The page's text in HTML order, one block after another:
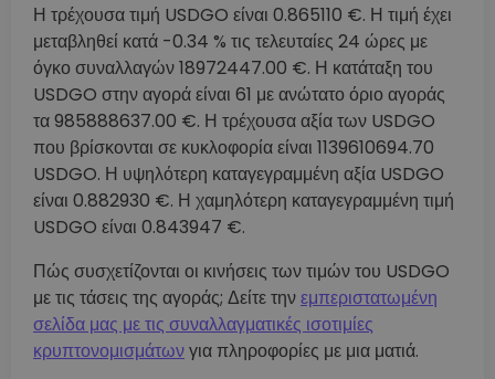
Η τρέχουσα τιμή USDGO είναι 0.865110 €. Η τιμή έχει
μεταβληθεί κατά -0.34 % τις τελευταίες 24 ώρες με
όγκο συναλλαγών 18972447.00 €. Η κατάταξη του
USDGO στην αγορά είναι 61 με ανώτατο όριο αγοράς
τα 985888637.00 €. Η τρέχουσα αξία των USDGO
που βρίσκονται σε κυκλοφορία είναι 1139610694.70
USDGO. Η υψηλότερη καταγεγραμμένη αξία USDGO
είναι 0.882930 €. Η χαμηλότερη καταγεγραμμένη τιμή
USDGO είναι 0.843947 €.
Πώς συσχετίζονται οι κινήσεις των τιμών του USDGO
με τις τάσεις της αγοράς; Δείτε τηνεμπεριστατωμένη
σελίδα μας με τις συναλλαγματικές ισοτιμίες
κρυπτονομισμάτωνγια πληροφορίες με μια ματιά.